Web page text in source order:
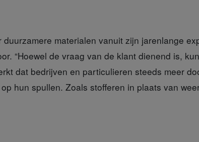
materialen vanuit zijn jarenlange
“Hoewel de vraag van de klant dienend is,
dat bedrijven en particulieren steeds meer
hun spullen. Zoals stofferen in plaats van